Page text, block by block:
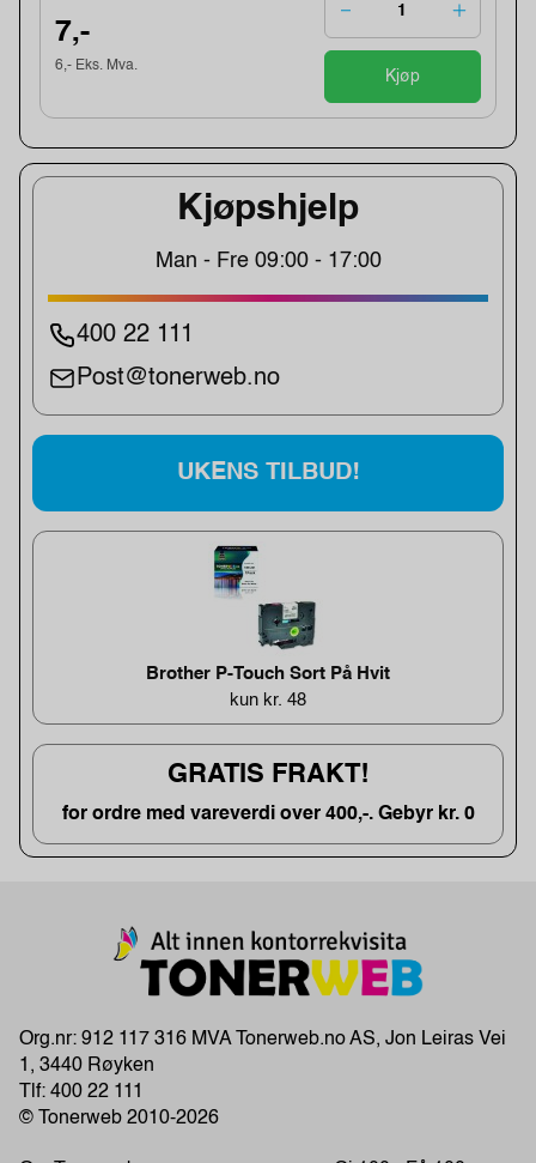
Kjøpshjelp
Man - Fre 09:00 - 17:00
400 22 111
Post@tonerweb.no
UKENS TILBUD!
Brother P-Touch Sort På Hvit
kun kr. 48
GRATIS FRAKT!
for ordre med vareverdi over 400,-. Gebyr kr. 0
7,-
6,- Eks. Mva.
Kjøp
Org.nr: 912 117 316 MVA Tonerweb.no AS, Jon Leiras Vei
1, 3440 Røyken
Tlf: 400 22 111
© Tonerweb 2010-2026